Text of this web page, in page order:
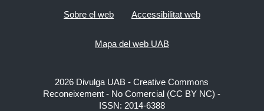
Sobre el web Accessibilitat web
Mapa del web UAB
2026 Divulga UAB - Creative Commons
Reconeixement - No Comercial (CC BY NC) -
ISSN: 2014-6388